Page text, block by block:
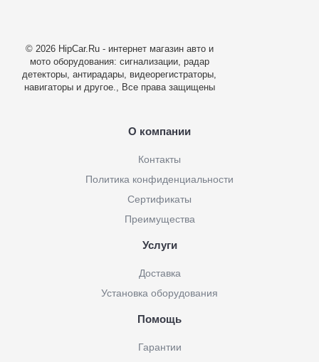
© 2026 HipCar.Ru - интернет магазин авто и
мото оборудования: сигнализации, радар
детекторы, антирадары, видеорегистраторы,
навигаторы и другое., Все права защищены
О компании
Контакты
Политика конфиденциальности
Сертификаты
Преимущества
Услуги
Доставка
Установка оборудования
Помощь
Гарантии